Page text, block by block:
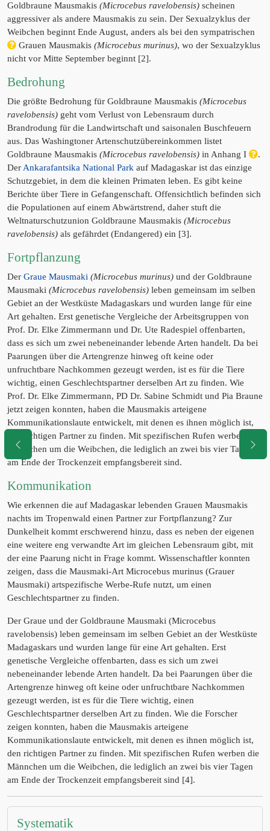
Goldbraune Mausmakis (Microcebus ravelobensis) scheinen
aggressiver als andere Mausmakis zu sein. Der Sexualzyklus der
Weibchen beginnt Ende August, anders als bei den sympatrischen
Grauen Mausmakis (Microcebus murinus), wo der Sexualzyklus
nicht vor Mitte September beginnt [2].
Bedrohung
Die größte Bedrohung für Goldbraune Mausmakis (Microcebus
ravelobensis) geht vom Verlust von Lebensraum durch
Brandrodung für die Landwirtschaft und saisonalen Buschfeuern
aus. Das Washingtoner Artenschutzübereinkommen listet
Goldbraune Mausmakis (Microcebus ravelobensis) in Anhang I
.
Der Ankarafantsika National Park auf Madagaskar ist das einzige
Schutzgebiet, in dem die kleinen Primaten leben. Es gibt keine
Berichte über Tiere in Gefangenschaft. Offensichtlich befinden sich
die Populationen auf einem Abwärtstrend, daher stuft die
Weltnaturschutzunion Goldbraune Mausmakis (Microcebus
ravelobensis) als gefährdet (Endangered) ein [3].
Fortpflanzung
Der Graue Mausmaki (Microcebus murinus) und der Goldbraune
Mausmaki (Microcebus ravelobensis) leben gemeinsam im selben
Gebiet an der Westküste Madagaskars und wurden lange für eine
Art gehalten. Erst genetische Vergleiche der Arbeitsgruppen von
Prof. Dr. Elke Zimmermann und Dr. Ute Radespiel offenbarten,
dass es sich um zwei nebeneinander lebende Arten handelt. Da bei
Paarungen über die Artengrenze hinweg oft keine oder
unfruchtbare Nachkommen gezeugt werden, ist es für die Tiere
wichtig, einen Geschlechtspartner derselben Art zu finden. Wie
Prof. Dr. Elke Zimmermann, PD Dr. Sabine Schmidt und Pia Braune
jetzt zeigen konnten, haben die Mausmakis arteigene
Kommunikationslaute entwickelt, mit denen es ihnen möglich ist,
den richtigen Partner zu finden. Mit spezifischen Rufen werben die
Männchen um die Weibchen, die lediglich an zwei bis vier Tagen
am Ende der Trockenzeit empfangsbereit sind.
Kommunikation
Wie erkennen die auf Madagaskar lebenden Grauen Mausmakis
nachts im Tropenwald einen Partner zur Fortpflanzung? Zur
Dunkelheit kommt erschwerend hinzu, dass es neben der eigenen
eine weitere eng verwandte Art im gleichen Lebensraum gibt, mit
der eine Paarung nicht in Frage kommt. Wissenschaftler konnten
zeigen, dass die Mausmaki-Art Microcebus murinus (Grauer
Mausmaki) artspezifische Werbe-Rufe nutzt, um einen
Geschlechtspartner zu finden.
Der Graue und der Goldbraune Mausmaki (Microcebus
ravelobensis) leben gemeinsam im selben Gebiet an der Westküste
Madagaskars und wurden lange für eine Art gehalten. Erst
genetische Vergleiche offenbarten, dass es sich um zwei
nebeneinander lebende Arten handelt. Da bei Paarungen über die
Artengrenze hinweg oft keine oder unfruchtbare Nachkommen
gezeugt werden, ist es für die Tiere wichtig, einen
Geschlechtspartner derselben Art zu finden. Wie die Forscher
zeigen konnten, haben die Mausmakis arteigene
Kommunikationslaute entwickelt, mit denen es ihnen möglich ist,
den richtigen Partner zu finden. Mit spezifischen Rufen werben die
Männchen um die Weibchen, die lediglich an zwei bis vier Tagen
am Ende der Trockenzeit empfangsbereit sind [4].
Systematik